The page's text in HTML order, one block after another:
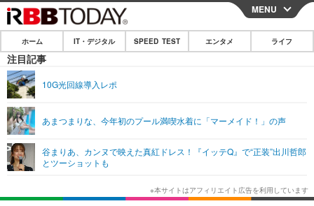
CLOSE
ホーム
IT・デジタル
ショッピング その他
SPEED TEST
エンタメ
エンタメTOP
韓国・芸能
ライフ
ライフTOP グルメ
リリース一覧
MENU
ホーム IT・デジタル SPEED TEST エンタメ ライフ
注目記事
10G光回線導入レポ
あまつまりな、今年初のプール満喫水着に「マーメイド！」の声
谷まりあ、カンヌで映えた真紅ドレス！『イッテQ』で“正装”出川哲郎
とツーショットも